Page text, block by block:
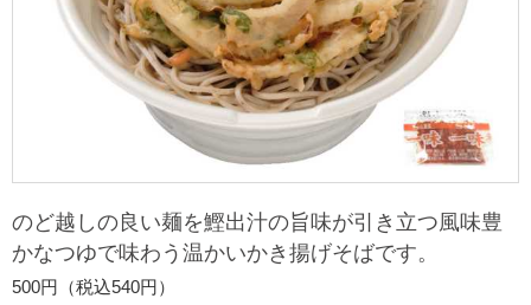
商品カテゴリ一覧
セブンプレミアム
食の安全・安心への取組み
ギフト
プリペイドカード・金券
nanacoトップ
マルチコピー機でできること
マルチコピー機でできることトップ
コピー
プリント
宅配便
切手・はがき・印紙
チケットサービス
セブンチケット
セブン‐イレブンでお受取り
企業情報トップ
ニュースリリース
企業理念
会社概要
私たちの取組み
サステナビリティ
サステナビリティトップ
セブン＆アイ・ホールディングスの重点課題
サステナビリティ活動基本方針
加盟店オーナー募集 物件募集・購入
のど越しの良い麺を鰹出汁の旨味が引き立つ風味豊
かなつゆで味わう温かいかき揚げそばです。
500円（税込540円）